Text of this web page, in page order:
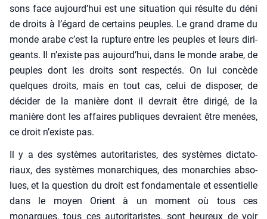
sons face aujourd’­hui est une situa­tion qui résulte du déni
de droits à l’é­gard de cer­tains peuples. Le grand drame du
monde arabe c’est la rup­ture entre les peuples et leurs diri­
geants. Il n’existe pas aujourd’­hui, dans le monde arabe, de
peuples dont les droits sont res­pec­tés. On lui concède
quelques droits, mais en tout cas, celui de dis­po­ser, de
déci­der de la manière dont il devrait être diri­gé, de la
manière dont les affaires publiques devraient être menées,
ce droit n’existe pas.
Il y a des sys­tèmes auto­ri­ta­ristes, des sys­tèmes dic­ta­to­
riaux, des sys­tèmes monar­chiques, des monar­chies abso­
lues, et la ques­tion du droit est fon­da­men­tale et essen­tielle
dans le moyen Orient à un moment où tous ces
monarques, tous ces auto­ri­ta­ristes, sont heu­reux de voir